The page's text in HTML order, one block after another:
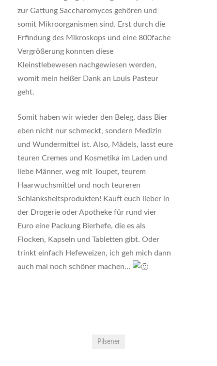
zur Gattung Saccharomyces gehören und
somit Mikroorganismen sind. Erst durch die
Erfindung des Mikroskops und eine 800fache
Vergrößerung konnten diese
Kleinstlebewesen nachgewiesen werden,
womit mein heißer Dank an Louis Pasteur
geht.
Somit haben wir wieder den Beleg, dass Bier
eben nicht nur schmeckt, sondern Medizin
und Wundermittel ist. Also, Mädels, lasst eure
teuren Cremes und Kosmetika im Laden und
liebe Männer, weg mit Toupet, teurem
Haarwuchsmittel und noch teureren
Schlanksheitsprodukten! Kauft euch lieber in
der Drogerie oder Apotheke für rund vier
Euro eine Packung Bierhefe, die es als
Flocken, Kapseln und Tabletten gibt. Oder
trinkt einfach Hefeweizen, ich geh mich dann
auch mal noch schöner machen…
Pilsener